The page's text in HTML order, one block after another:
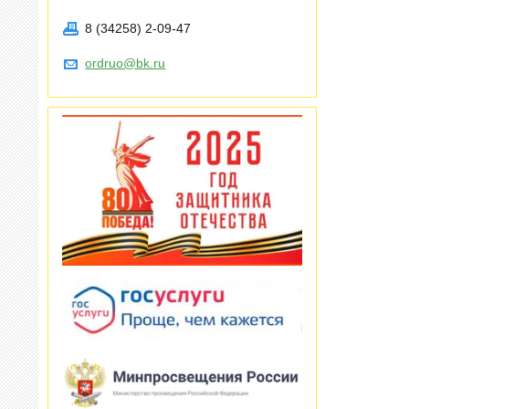
8 (34258) 2-09-47
ordruo@bk.ru